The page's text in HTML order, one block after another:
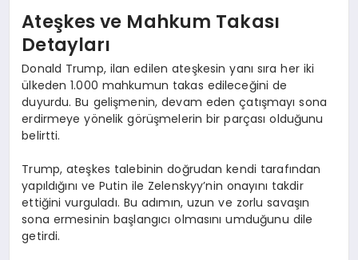
Ateşkes ve Mahkum Takası
Detayları
Donald Trump, ilan edilen ateşkesin yanı sıra her iki
ülkeden 1.000 mahkumun takas edileceğini de
duyurdu. Bu gelişmenin, devam eden çatışmayı sona
erdirmeye yönelik görüşmelerin bir parçası olduğunu
belirtti.
Trump, ateşkes talebinin doğrudan kendi tarafından
yapıldığını ve Putin ile Zelenskyy’nin onayını takdir
ettiğini vurguladı. Bu adımın, uzun ve zorlu savaşın
sona ermesinin başlangıcı olmasını umduğunu dile
getirdi.